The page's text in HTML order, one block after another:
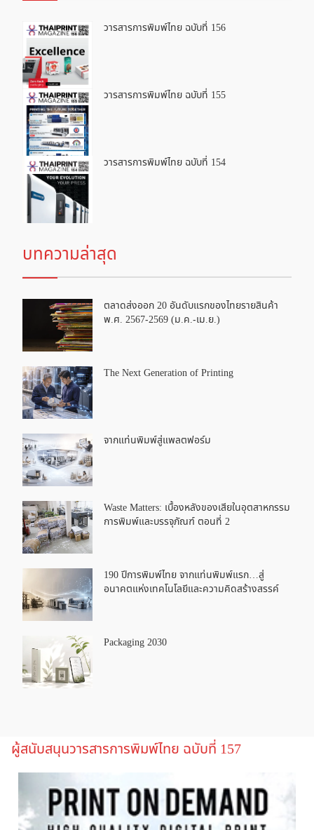
วารสารการพิมพ์ไทย ฉบับที่ 156
วารสารการพิมพ์ไทย ฉบับที่ 155
วารสารการพิมพ์ไทย ฉบับที่ 154
บทความล่าสุด
ตลาดส่งออก 20 อันดับแรกของไทยรายสินค้า
พ.ศ. 2567-2569 (ม.ค.-เม.ย.)
The Next Generation of Printing
จากแท่นพิมพ์สู่แพลตฟอร์ม
Waste Matters: เบื้องหลังของเสียในอุตสาหกรรม
การพิมพ์และบรรจุภัณฑ์ ตอนที่ 2
190 ปีการพิมพ์ไทย จากแท่นพิมพ์แรก…สู่
อนาคตแห่งเทคโนโลยีและความคิดสร้างสรรค์
Packaging 2030
ผู้สนับสนุนวารสารการพิมพ์ไทย ฉบับที่ 157